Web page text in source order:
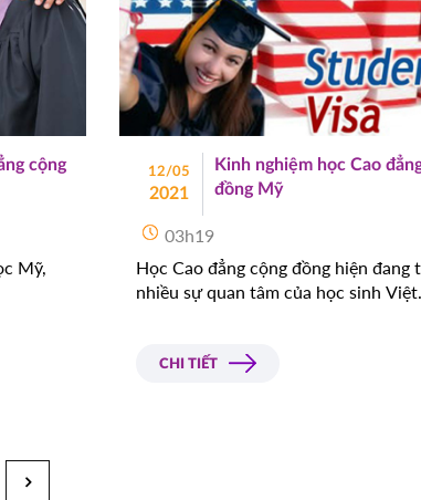
cộng
Mỹ,
12/05
2021
Kinh nghiệm học Cao
đồng Mỹ
03h19
Học Cao đẳng cộng đồng hiện đang
nhiều sự quan tâm của học sinh
CHI TIẾT